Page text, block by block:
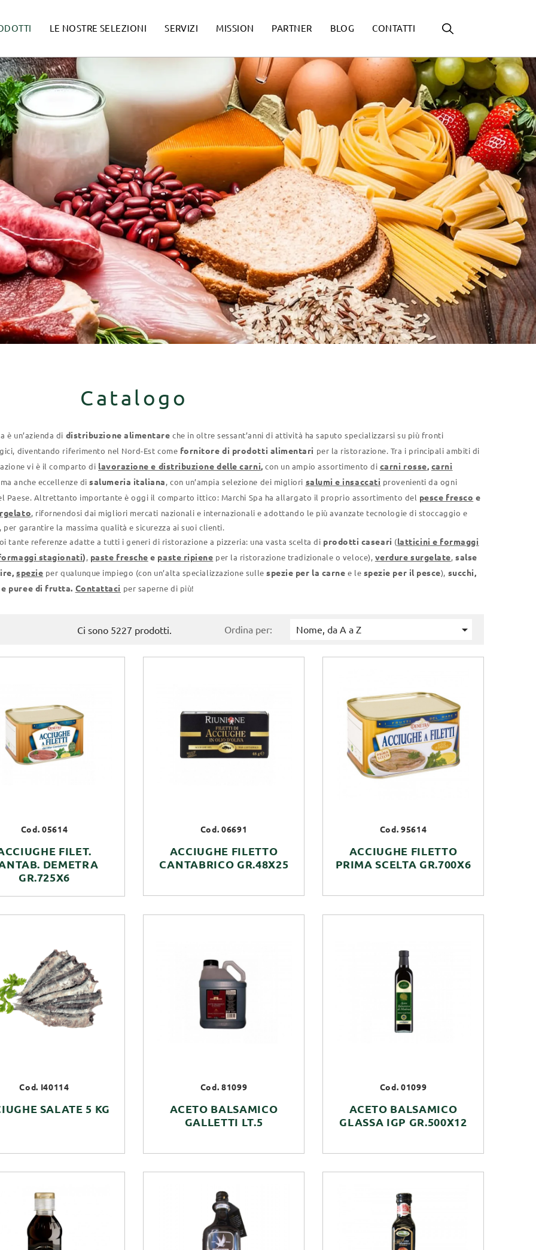
LE NOSTRE SELEZIONI SERVIZI MISSION PARTNER BLOG CONTATTI
Catalogo
è un’azienda di distribuzione alimentare che in oltre sessant’anni di attività ha saputo specializzarsi su più fronti
diventando riferimento nel Nord-Est come fornitore di prodotti alimentari per la ristorazione. Tra i principali ambiti di
vi è il comparto di lavorazione e distribuzione delle carni, con un ampio assortimento di carni rosse, carni
anche eccellenze disalumeria italiana , con un’ampia selezione dei migliori salumi e insaccati provenienti da ogni
Paese. Altrettanto importante è oggi il comparto ittico: Marchi Spa ha allargato il proprio assortimento del pesce fresco e
, rifornendosi dai migliori mercati nazionali e internazionali e adottando le più avanzate tecnologie di stoccaggio e
per garantire la massima qualità e sicurezza ai suoi clienti.
tante referenze adatte a tutti i generi di ristorazione a pizzeria: una vasta scelta di prodotti caseari (latticini e formaggi
stagionati) , paste fresche e paste ripiene per la ristorazione tradizionale o veloce), verdure surgelate,salse
spezie per qualunque impiego (con un’alta specializzazione sullespezie per la carne e le spezie per il pesce), succhi,
e puree di frutta. Contattaci per saperne di più!
Ci sono 5227 prodotti. Ordina per: Nome, da A a Z 
Cod. 05614
FILET.
DEMETRA
GR.725X6
Cod. 06691
ACCIUGHE FILETTO
CANTABRICO GR.48X25
Cod. 95614
ACCIUGHE FILETTO
PRIMA SCELTA GR.700X6
Cod. I40114
SALATE 5 KG
Cod. 81099
ACETO BALSAMICO
GALLETTI LT.5
Cod. 01099
ACETO BALSAMICO
GLASSA IGP GR.500X12